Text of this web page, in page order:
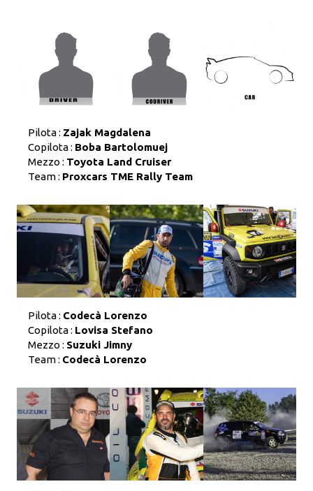
Pilota : Zajak Magdalena
Copilota : Boba Bartolomuej
Mezzo : Toyota Land Cruiser
Team : Proxcars TME Rally Team
Pilota : Codecà Lorenzo
Copilota : Lovisa Stefano
Mezzo : Suzuki Jimny
Team : Codecà Lorenzo